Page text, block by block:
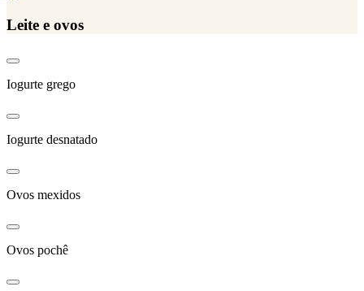
Leite e ovos
Iogurte grego
Iogurte desnatado
Ovos mexidos
Ovos pochê